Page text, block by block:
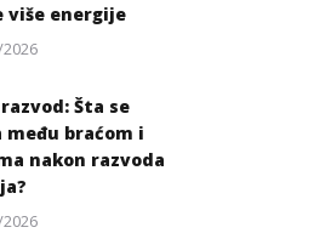
više energije
Šta se
među braćom i
nakon razvoda